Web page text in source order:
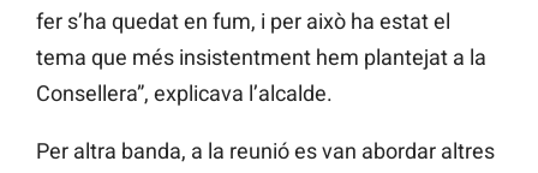
fer s’ha quedat en fum, i per això ha estat el
tema que més insistentment hem plantejat a la
Consellera”, explicava l’alcalde.
Per altra banda, a la reunió es van abordar altres